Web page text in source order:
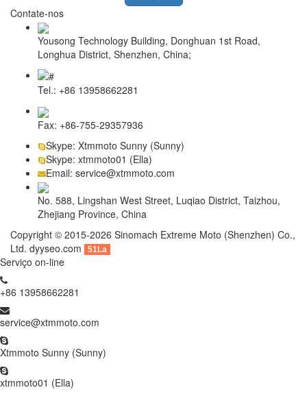
Contate-nos
Yousong Technology Building, Donghuan 1st Road,
Longhua District, Shenzhen, China;
Tel.: +86 13958662281
Fax: +86-755-29357936
Skype: Xtmmoto Sunny (Sunny)
Skype: xtmmoto01 (Ella)
Email: service@xtmmoto.com
No. 588, Lingshan West Street, Luqiao District, Taizhou,
Zhejiang Province, China
Copyright © 2015-2026 Sinomach Extreme Moto (Shenzhen) Co.,
Ltd. dyyseo.com 51La
Serviço on-line
+86 13958662281
service@xtmmoto.com
Xtmmoto Sunny (Sunny)
xtmmoto01 (Ella)